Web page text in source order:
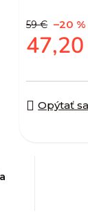
59 € –20 %
Opýtať sa